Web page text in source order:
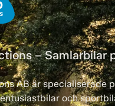
– Samlarbilar
AB är specialiserade
och